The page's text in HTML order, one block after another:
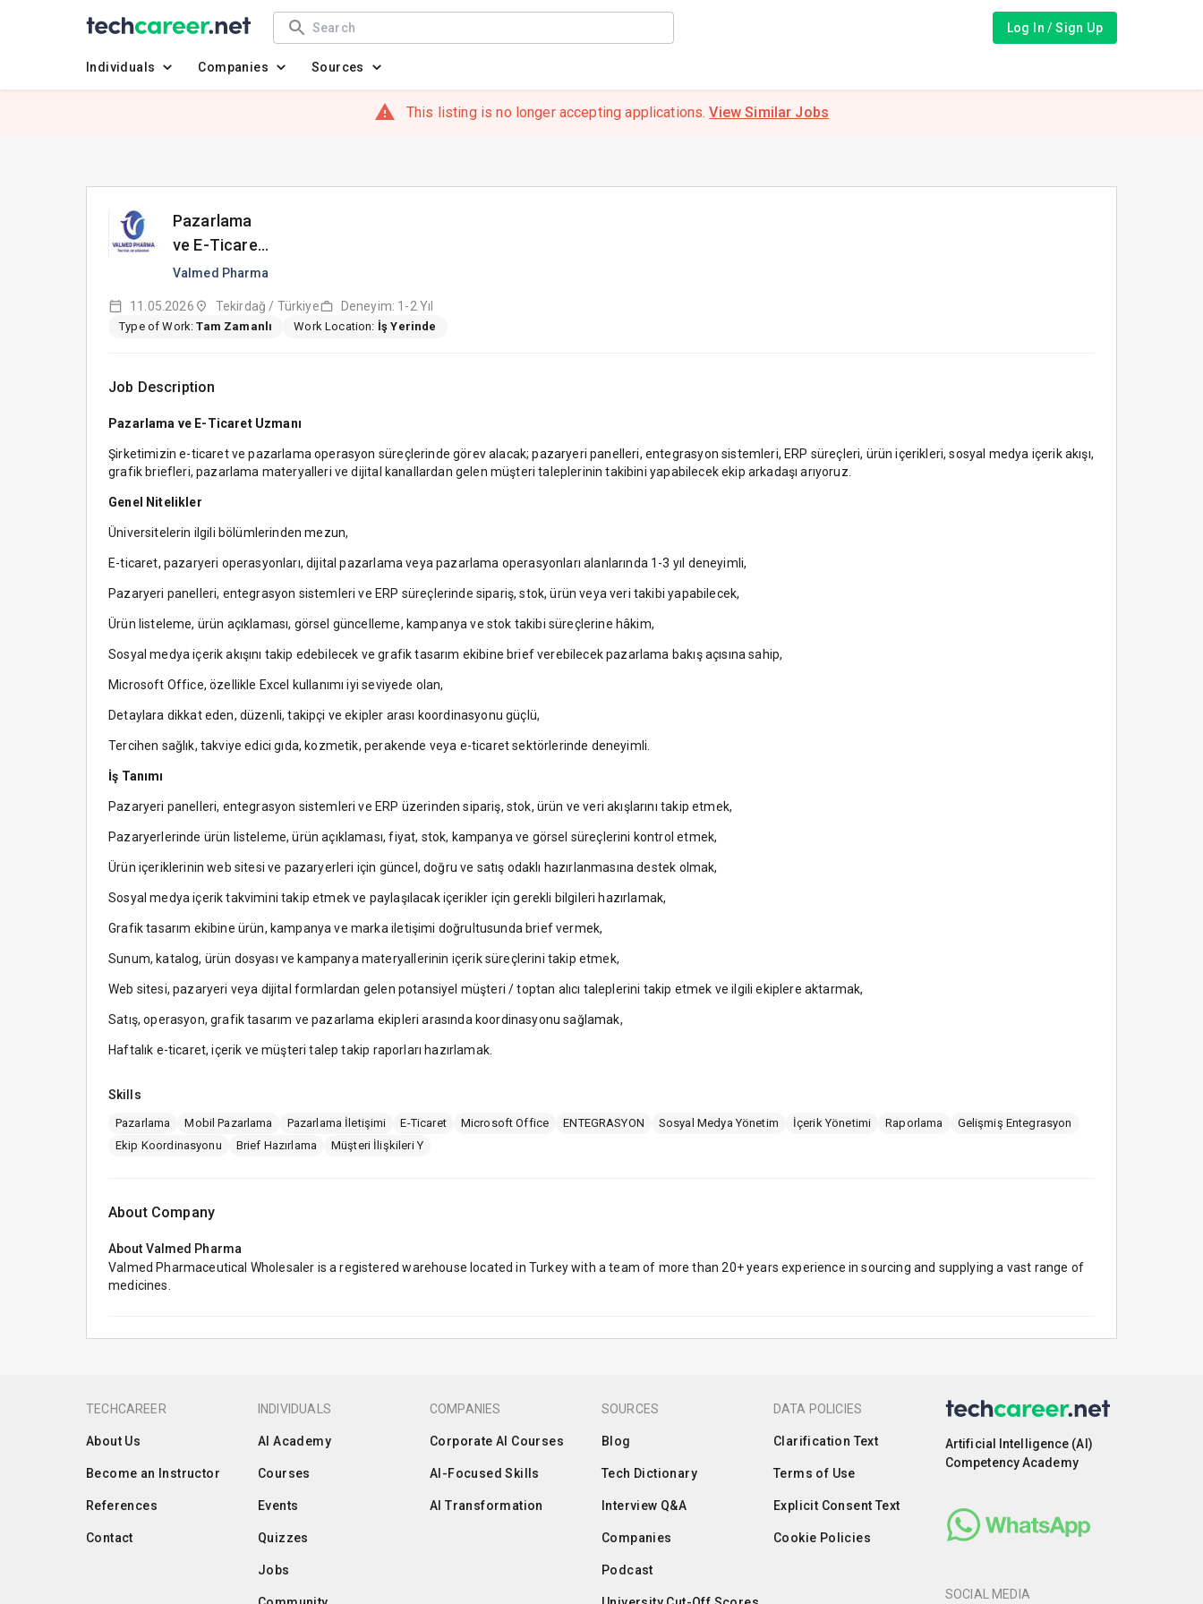
Log In / Sign Up
Individuals Companies Sources
This listing is no longer accepting applications.View Similar Jobs
Pazarlama
ve E-Ticaret
Uzmanı
Valmed Pharma
11.05.2026 Tekirdağ / Türkiye Deneyim: 1-2 Yıl
Type of Work:Tam Zamanlı Work Location: İş Yerinde
Job Description
Pazarlama ve E-Ticaret Uzmanı
Şirketimizin e-ticaret ve pazarlama operasyon süreçlerinde görev alacak; pazaryeri panelleri, entegrasyon sistemleri, ERP süreçleri, ürün içerikleri, sosyal medya içerik akışı,
grafik briefleri, pazarlama materyalleri ve dijital kanallardan gelen müşteri taleplerinin takibini yapabilecek ekip arkadaşı arıyoruz.
Genel Nitelikler
Üniversitelerin ilgili bölümlerinden mezun,
E-ticaret, pazaryeri operasyonları, dijital pazarlama veya pazarlama operasyonları alanlarında 1-3 yıl deneyimli,
Pazaryeri panelleri, entegrasyon sistemleri ve ERP süreçlerinde sipariş, stok, ürün veya veri takibi yapabilecek,
Ürün listeleme, ürün açıklaması, görsel güncelleme, kampanya ve stok takibi süreçlerine hâkim,
Sosyal medya içerik akışını takip edebilecek ve grafik tasarım ekibine brief verebilecek pazarlama bakış açısına sahip,
Microsoft Office, özellikle Excel kullanımı iyi seviyede olan,
Detaylara dikkat eden, düzenli, takipçi ve ekipler arası koordinasyonu güçlü,
Tercihen sağlık, takviye edici gıda, kozmetik, perakende veya e-ticaret sektörlerinde deneyimli.
İş Tanımı
Pazaryeri panelleri, entegrasyon sistemleri ve ERP üzerinden sipariş, stok, ürün ve veri akışlarını takip etmek,
Pazaryerlerinde ürün listeleme, ürün açıklaması, fiyat, stok, kampanya ve görsel süreçlerini kontrol etmek,
Ürün içeriklerinin web sitesi ve pazaryerleri için güncel, doğru ve satış odaklı hazırlanmasına destek olmak,
Sosyal medya içerik takvimini takip etmek ve paylaşılacak içerikler için gerekli bilgileri hazırlamak,
Grafik tasarım ekibine ürün, kampanya ve marka iletişimi doğrultusunda brief vermek,
Sunum, katalog, ürün dosyası ve kampanya materyallerinin içerik süreçlerini takip etmek,
Web sitesi, pazaryeri veya dijital formlardan gelen potansiyel müşteri / toptan alıcı taleplerini takip etmek ve ilgili ekiplere aktarmak,
Satış, operasyon, grafik tasarım ve pazarlama ekipleri arasında koordinasyonu sağlamak,
Haftalık e-ticaret, içerik ve müşteri talep takip raporları hazırlamak.
Skills
Pazarlama Mobil Pazarlama Pazarlama İletişimi E-Ticaret Microsoft Office ENTEGRASYON Sosyal Medya Yönetim İçerik Yönetimi Raporlama
Gelişmiş Entegrasyon
Ekip Koordinasyonu
Brief Hazırlama Müşteri İlişkileri Y
About Company
About Valmed Pharma
Valmed Pharmaceutical Wholesaler is a registered warehouse located in Turkey with a team of more than 20+ years experience in sourcing and supplying a vast range of
medicines.
TECHCAREER
About Us
Become an Instructor
References
Contact
INDIVIDUALS
AI Academy
Courses
Events
Quizzes
Jobs
COMPANIES
Corporate AI Courses
AI-Focused Skills
AI Transformation
SOURCES
Blog
Tech Dictionary
Interview Q&A
Companies
Podcast
DATA POLICIES
Clarification Text
Terms of Use
Explicit Consent Text
Cookie Policies
Artificial Intelligence (AI)
Competency Academy
SOCIAL MEDIA